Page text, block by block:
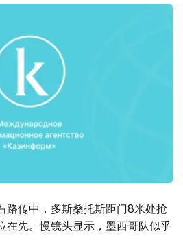
路传中，多斯桑托斯距门8米处抢
在先。慢镜头显示，墨西哥队似乎